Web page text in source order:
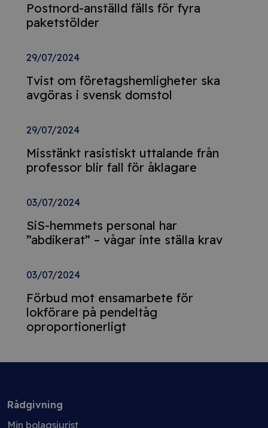
Postnord-anställd fälls för fyra
paketstölder
29/07/2024
Tvist om företagshemligheter ska
avgöras i svensk domstol
29/07/2024
Misstänkt rasistiskt uttalande från
professor blir fall för åklagare
03/07/2024
SiS-hemmets personal har
”abdikerat” – vågar inte ställa krav
03/07/2024
Förbud mot ensamarbete för
lokförare på pendeltåg
oproportionerligt
Rådgivning
Min bolagsjurist